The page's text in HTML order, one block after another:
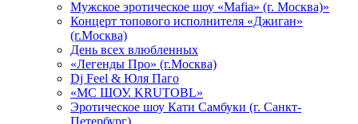
Мужское эротическое шоу «Mafia» (г. Москва)»
Концерт топового исполнителя «Джиган»
(г.Москва)
День всех влюбленных
«Легенды Про» (г.Москва)
Dj Feel & Юля Паго
«МС ШОУ. KRUTOBL»
Эротическое шоу Кати Самбуки (г. Санкт-
Петербург)